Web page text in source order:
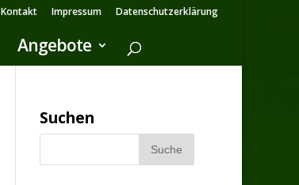
Kontakt Impressum Datenschutzerklärung
Angebote
Suchen